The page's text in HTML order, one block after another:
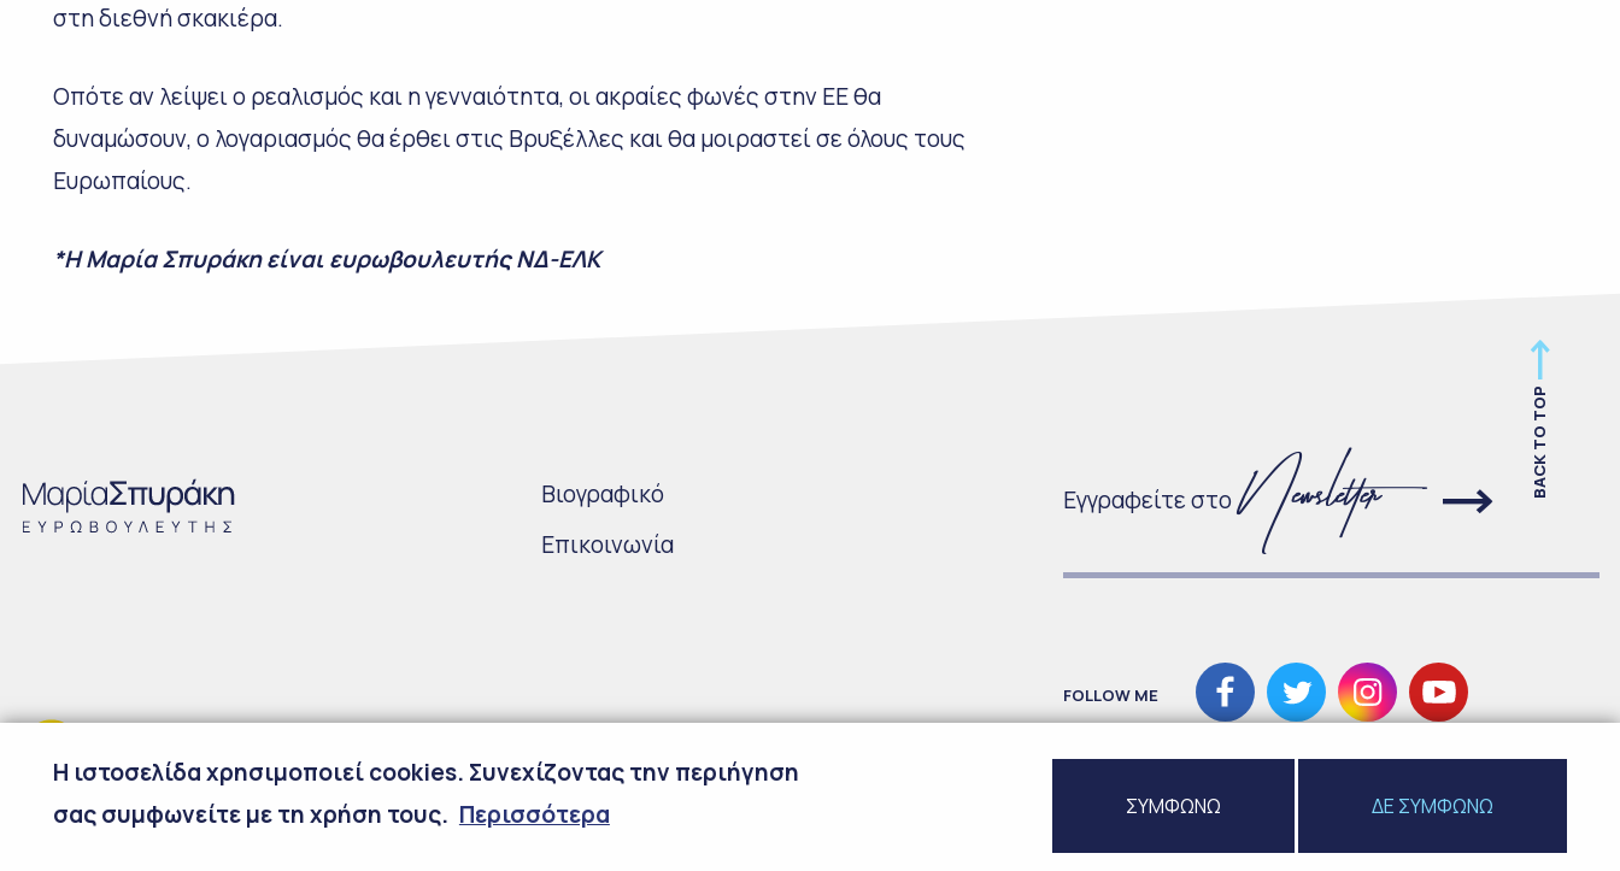
στη διεθνή σκακιέρα.
Οπότε αν λείψει ο ρεαλισμός και η γενναιότητα, οι ακραίες φωνές στην ΕΕ θα
δυναμώσουν, ο λογαριασμός θα έρθει στις Βρυξέλλες και θα μοιραστεί σε όλους τους
Ευρωπαίους.
*Η Μαρία Σπυράκη είναι ευρωβουλευτής ΝΔ-ΕΛΚ
BACK TO TOP
Bιογραφικό
Επικοινωνία
Εγγραφείτε στο
FOLLOW ME
H ιστοσελίδα χρησιμοποιεί cookies. Συνεχίζοντας την περιήγηση
σας συμφωνείτε με τη χρήση τους. Περισσότερα ΣΥΜΦΩΝΩ ΔΕ ΣΥΜΦΩΝΩ